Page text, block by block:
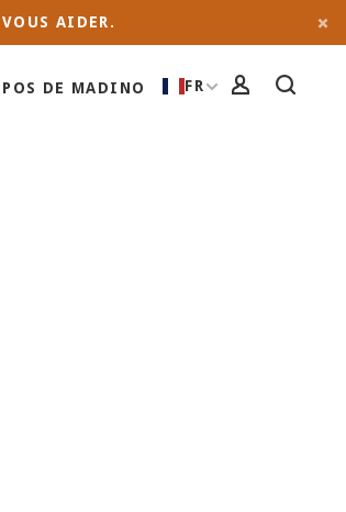
AIDER.
DE MADINO FR